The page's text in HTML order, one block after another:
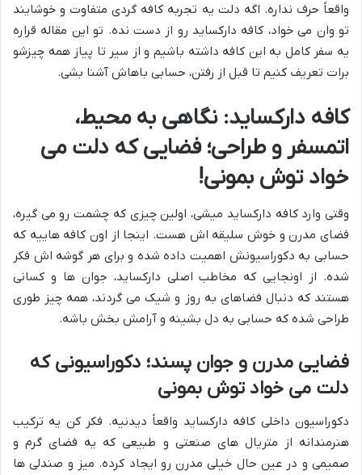
واقعاً حرف نداره. اگه دلت یه تجربه کافه گردی متفاوت و خوشایند
تو وان می خواد، کافه دارکساید رو از دست نده. تو این مقاله قراره
یه سفر کامل به این کافه داشته باشیم و از سیر تا پیاز همه چیزشو
برات تعریف کنیم تا قبل از رفتن، حسابی باهاش آشنا بشی.
کافه دارکساید: نگاهی به محیط،
اتمسفر و طراحی؛ فضایی که دلت می
خواد توش بمونی!
وقتی وارد کافه دارکساید میشی، اولین چیزی که چشمت رو می گیره،
فضای مدرن و خوش سلیقه اش هست. اینجا از اون کافه هاییه که
حسابی به دکوراسیونش اهمیت داده شده و برای هر گوشه اش فکر
شده. از اونجایی که مخاطب اصلی دارکساید، جوان ها و کسانی
هستند که دنبال فضاهای به روز و شیک می گردند، همه چیز طوری
طراحی شده که حسابی به دل بشینه و آرامش بخش باشه.
فضایی مدرن و جوان پسند؛ دکوراسیونی که
دلت می خواد توش بمونی
دکوراسیون داخلی کافه دارکساید واقعاً دیدنیه. فکر کن یه ترکیب
هنرمندانه از متریال های صنعتی و طبیعی که یه فضای گرم و
صمیمی و در عین حال خیلی مدرن رو ایجاد کرده. میز و صندلی ها